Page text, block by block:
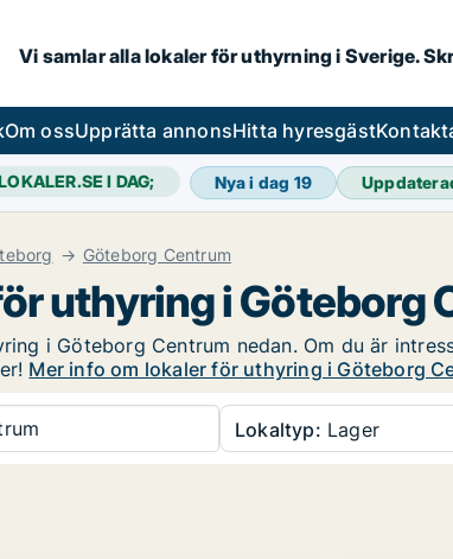
Vi samlar alla lokaler för uthyrning i Sverige.
Om ossUpprätta annonsHitta hyresgäst
I DAG; Nya i dag 19
Göteborg Centrum
uthyring i Göteborg
i Göteborg Centrum nedan. Om du är
Mer info om lokaler för uthyring i Göteborg
Lokaltyp: Lager